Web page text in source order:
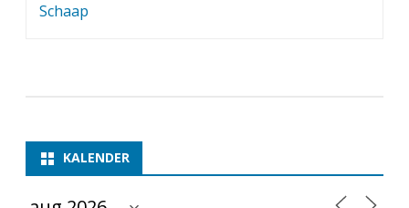
Schaap
KALENDER